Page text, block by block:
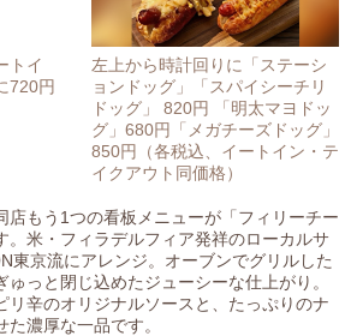
トイ
720円
左上から時計回りに「ステーシ
ョンドッグ」「スパイシーチリ
ドッグ」 820円 「明太マヨドッ
グ」680円「メガチーズドッグ」
850円（各税込、イートイン・テ
イクアウト同価格）
店もう1つの看板メニューが「フィリーチー
。米・フィラデルフィア発祥のローカルサ
東京流にアレンジ。オーブンでグリルした
っと閉じ込めたジューシーな仕上がり。
リ辛のオリジナルソースと、たっぷりのナ
濃厚な一品です。